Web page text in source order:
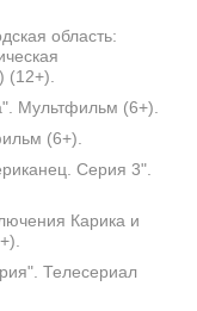
область:
(12+).
Мультфильм (6+).
(6+).
Серия 3".
Карика и
Телесериал